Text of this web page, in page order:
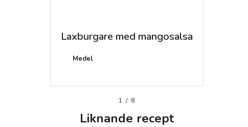
Laxburgare med mangosalsa
Medel
1 / 8
Liknande recept